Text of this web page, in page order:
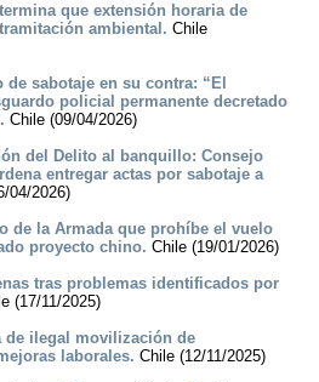
que extensión horaria de
ambiental. Chile
sabotaje en su contra: “El
policial permanente decretado
Chile (09/04/2026)
del Delito al banquillo: Consejo
entregar actas por sabotaje a
04/2026)
de la Armada que prohíbe el vuelo
proyecto chino. Chile (19/01/2026)
tras problemas identificados por
(17/11/2025)
de ilegal movilización de
laborales. Chile (12/11/2025)